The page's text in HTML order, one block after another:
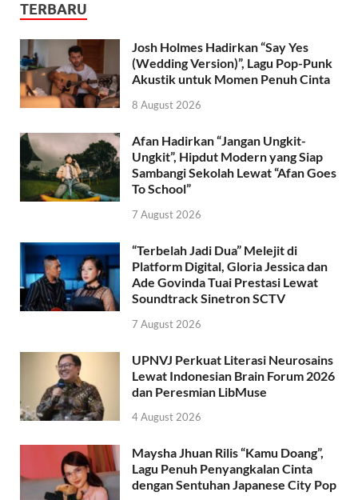
TERBARU
Josh Holmes Hadirkan “Say Yes
(Wedding Version)”, Lagu Pop-Punk
Akustik untuk Momen Penuh Cinta
8 August 2026
Afan Hadirkan “Jangan Ungkit-
Ungkit”, Hipdut Modern yang Siap
Sambangi Sekolah Lewat “Afan Goes
To School”
7 August 2026
“Terbelah Jadi Dua” Melejit di
Platform Digital, Gloria Jessica dan
Ade Govinda Tuai Prestasi Lewat
Soundtrack Sinetron SCTV
7 August 2026
UPNVJ Perkuat Literasi Neurosains
Lewat Indonesian Brain Forum 2026
dan Peresmian LibMuse
4 August 2026
Maysha Jhuan Rilis “Kamu Doang”,
Lagu Penuh Penyangkalan Cinta
dengan Sentuhan Japanese City Pop